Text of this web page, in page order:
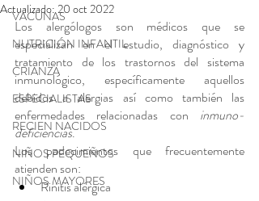
VACUNAS
NUTRICIÓN INFANTIL
CRIANZA
ESPECIALISTAS
RECIEN NACIDOS
NIÑOS PEQUEÑOS
NIÑOS MAYORES
Actualizado:20 oct 2022
Los alergólogos son médicos que se
especializan en el estudio, diagnóstico y
tratamiento de los trastornos del sistema
inmunológico, específicamente aquellos
debidos a alergias así como también las
enfermedades relacionadas con inmuno-
deficiencias.
Los padecimientos que frecuentemente
atienden son:
Rinitis alérgica